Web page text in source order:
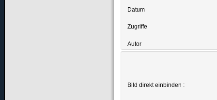
Datum
Zugriffe
Autor
Bild direkt einbinden :